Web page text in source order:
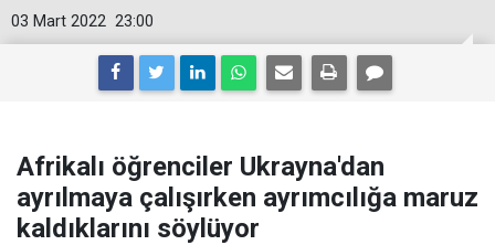
23:00
03 Mart 2022
Afrikalı öğrenciler Ukrayna'dan
ayrılmaya çalışırken ayrımcılığa maruz
kaldıklarını söylüyor